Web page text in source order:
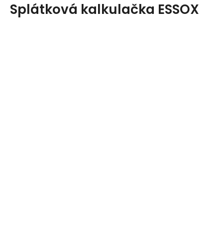
Splátková kalkulačka ESSOX